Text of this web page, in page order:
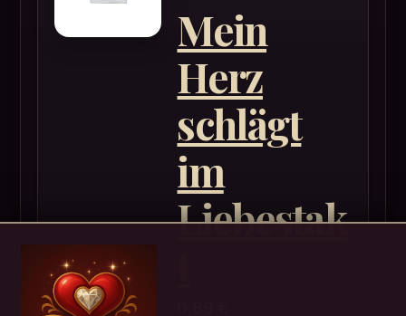
Mein
Herz
schlägt
im
Liebestak